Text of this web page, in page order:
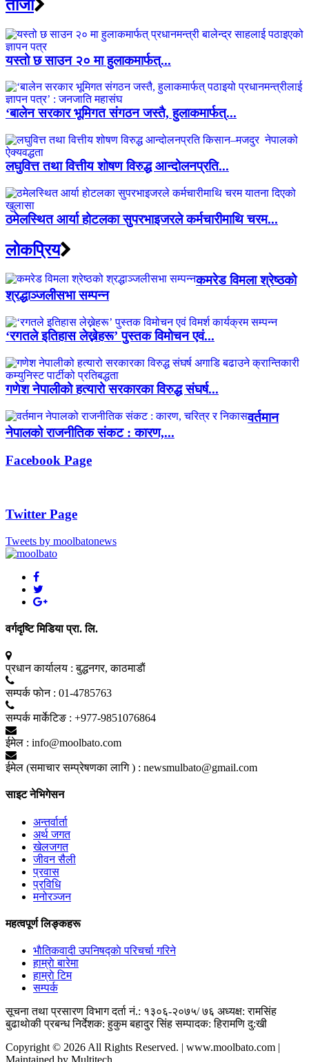
ताजा
यस्तो छ साउन २० मा हुलाकमार्फत्...
‘बालेन सरकार भूमिगत संगठन जस्तै, हुलाकमार्फत्...
लघुवित्त तथा वित्तीय शोषण विरुद्ध आन्दोलनप्रति...
ठमेलस्थित आर्या होटलका सुपरभाइजरले कर्मचारीमाथि चरम...
लाेकप्रिय
कमरेड विमला श्रेष्ठको
श्रद्धाञ्जलीसभा सम्पन्न
‘रगतले इतिहास लेख्नेहरू’ पुस्तक विमोचन एवं...
गणेश नेपालीको हत्यारो सरकारका विरुद्ध संघर्ष...
वर्तमान
नेपालको राजनीतिक संकट : कारण,...
Facebook Page
Twitter Page
Tweets by moolbatonews
वर्गदृष्टि मिडिया प्रा. लि.
प्रधान कार्यालय : बुद्धनगर, काठमाडाैं
सम्पर्क फाेन : 01-4785763
सम्पर्क मार्केटिङ : +977-9851076864
ईमेल : info@moolbato.com
ईमेल (समाचार सम्प्रेषणका लागि ) : newsmulbato@gmail.com
साइट नेभिगेसन
अन्तर्वार्ता
अर्थ जगत
खेलजगत
जीवन सैली
प्रवास
प्रविधि
मनोरञ्जन
महत्वपूर्ण लिङ्कहरू
भाैतिकवादी उपनिषद्काे परिचर्चा गरिने
हाम्राे बारेमा
हाम्राे टिम
सम्पर्क
सूचना तथा प्रसारण विभाग दर्ता नं.: १३०६-२०७५/ ७६ अध्यक्ष: रामसिंह
बुढाथाेकी प्रबन्ध निर्देशक: हुकुम बहादुर सिंह सम्पादक: हिरामणि दु:खी
Copyright © 2026 All Rights Reserved. | www.moolbato.com |
Maintained by Multitech